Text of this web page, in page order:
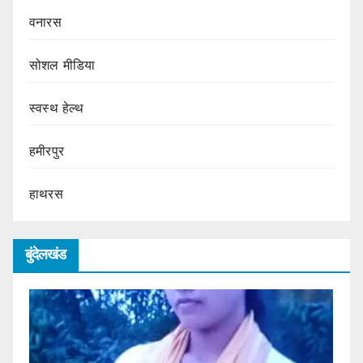
वनारस
सोशल मीडिया
स्वस्थ हेल्थ
हमीरपुर
हाथरस
बुंदेलखंड